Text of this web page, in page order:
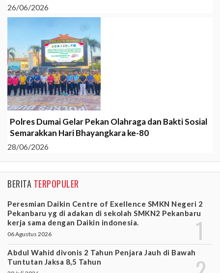
26/06/2026
Polres Dumai Gelar Pekan Olahraga dan Bakti Sosial
Semarakkan Hari Bhayangkara ke-80
28/06/2026
BERITA TERPOPULER
Peresmian Daikin Centre of Exellence SMKN Negeri 2
Pekanbaru yg di adakan di sekolah SMKN2 Pekanbaru
kerja sama dengan Daikin indonesia.
06 Agustus 2026
Abdul Wahid divonis 2 Tahun Penjara Jauh di Bawah
Tuntutan Jaksa 8,5 Tahun